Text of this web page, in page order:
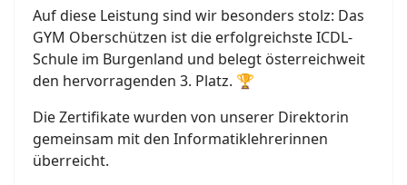
Auf diese Leistung sind wir besonders stolz: Das
GYM Oberschützen ist die erfolgreichste ICDL-
Schule im Burgenland und belegt österreichweit
den hervorragenden 3. Platz. 🏆
Die Zertifikate wurden von unserer Direktorin
gemeinsam mit den Informatiklehrerinnen
überreicht.